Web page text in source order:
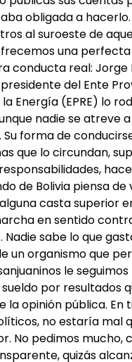
obligada a
al suroeste de
una
conducta real: Jorge
del Ente
Energía (EPRE) lo
nadie se atreve
Su forma de
que lo circundan,
de Bolivia piensa de
casta superior
en sentido
Nadie sabe lo que
un organismo que
le
por resultados
la opinión pública. En
no estaría mal
No pedimos mucho,
quizás